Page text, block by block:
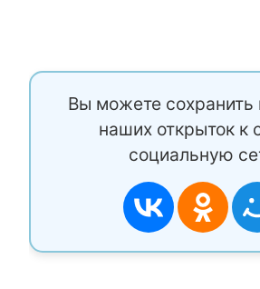
Вы можете сохранить
наших открыток к
социальную